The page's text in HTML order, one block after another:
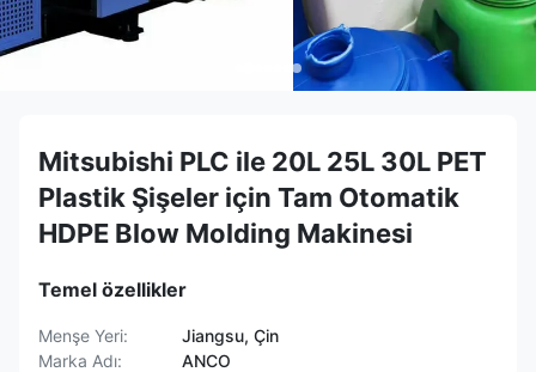
Mitsubishi PLC ile 20L 25L 30L PET
Plastik Şişeler için Tam Otomatik
HDPE Blow Molding Makinesi
Temel özellikler
Menşe Yeri:
Jiangsu, Çin
Marka Adı:
ANCO